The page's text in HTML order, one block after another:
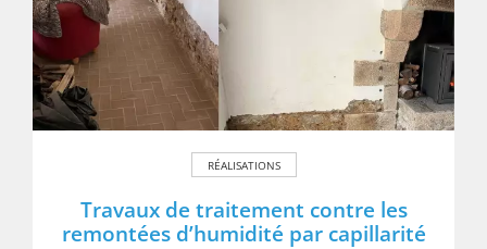
RÉALISATIONS
Travaux de traitement contre les
remontées d’humidité par capillarité